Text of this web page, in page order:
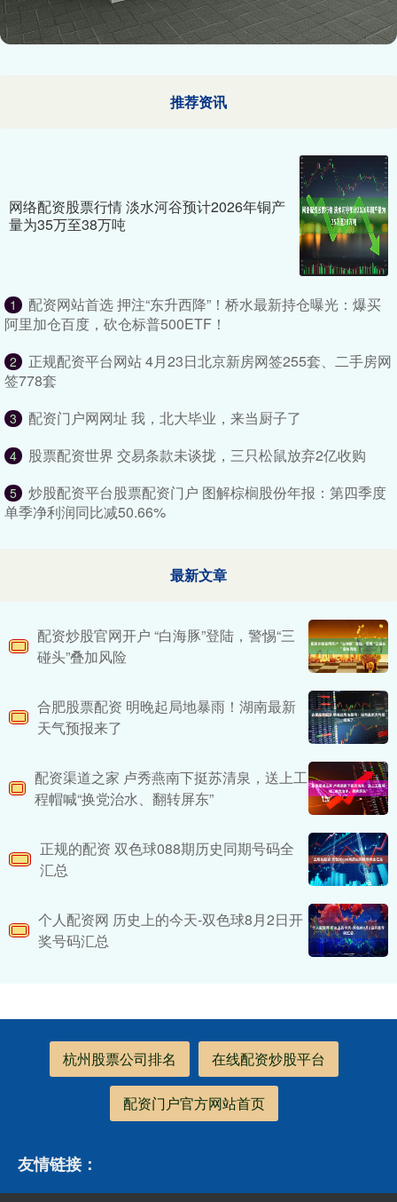
推荐资讯
网络配资股票行情 淡水河谷预计2026年铜产
量为35万至38万吨
1
配资网站首选 押注“东升西降”！桥水最新持仓曝光：爆买
阿里加仓百度，砍仓标普500ETF！
2
正规配资平台网站 4月23日北京新房网签255套、二手房网
签778套
3 配资门户网网址 我，北大毕业，来当厨子了
4 股票配资世界 交易条款未谈拢，三只松鼠放弃2亿收购
5
炒股配资平台股票配资门户 图解棕榈股份年报：第四季度
单季净利润同比减50.66%
最新文章
配资炒股官网开户 “白海豚”登陆，警惕“三
碰头”叠加风险
合肥股票配资 明晚起局地暴雨！湖南最新
天气预报来了
配资渠道之家 卢秀燕南下挺苏清泉，送上工
程帽喊“换党治水、翻转屏东”
正规的配资 双色球088期历史同期号码全
汇总
个人配资网 历史上的今天-双色球8月2日开
奖号码汇总
杭州股票公司排名 在线配资炒股平台
配资门户官方网站首页
友情链接：